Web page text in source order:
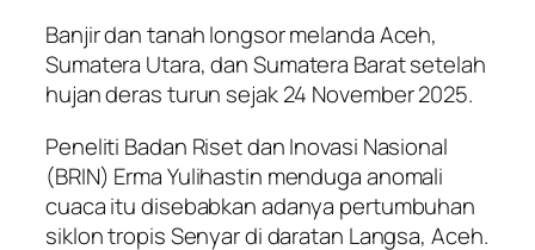
Banjir dan tanah longsor melanda Aceh,
Sumatera Utara, dan Sumatera Barat setelah
hujan deras turun sejak 24 November 2025.
Peneliti Badan Riset dan Inovasi Nasional
(BRIN) Erma Yulihastin menduga anomali
cuaca itu disebabkan adanya pertumbuhan
siklon tropis Senyar di daratan Langsa, Aceh.